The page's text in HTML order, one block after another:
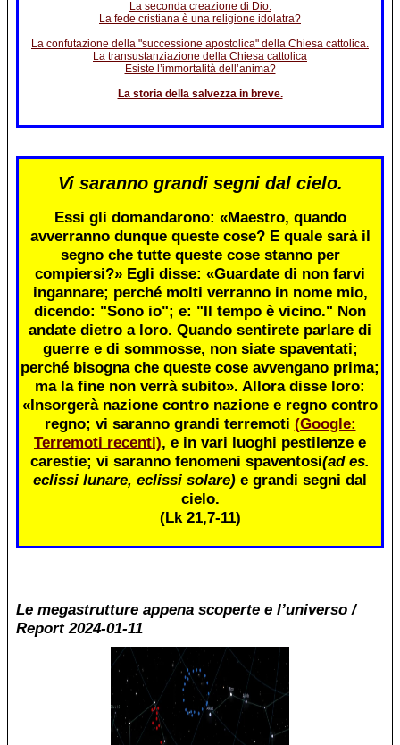
La seconda creazione di Dio.
La fede cristiana è una religione idolatra?
La confutazione della "successione apostolica" della Chiesa cattolica.
La transustanziazione della Chiesa cattolica
Esiste l’immortalità dell’anima?
La storia della salvezza in breve.
Vi saranno grandi segni dal cielo.
Essi gli domandarono: «Maestro, quando
avverranno dunque queste cose? E quale sarà il
segno che tutte queste cose stanno per
compiersi?» Egli disse: «Guardate di non farvi
ingannare; perché molti verranno in nome mio,
dicendo: "Sono io"; e: "Il tempo è vicino." Non
andate dietro a loro. Quando sentirete parlare di
guerre e di sommosse, non siate spaventati;
perché bisogna che queste cose avvengano prima;
ma la fine non verrà subito». Allora disse loro:
«Insorgerà nazione contro nazione e regno contro
regno; vi saranno grandi terremoti (Google:
Terremoti recenti), e in vari luoghi pestilenze e
carestie; vi saranno fenomeni spaventosi(ad es.
eclissi lunare, eclissi solare) e grandi segni dal
cielo.
(Lk 21,7-11)
Le megastrutture appena scoperte e l’universo /
Report 2024-01-11